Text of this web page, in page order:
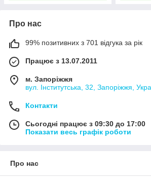
Про нас
99% позитивних з 701 відгука за рік
Працює з 13.07.2011
м. Запоріжжя
вул. Інститутська, 32, Запоріжжя,
Контакти
Сьогодні працює з 09:30 до 17:00
Показати весь графік роботи
Про нас